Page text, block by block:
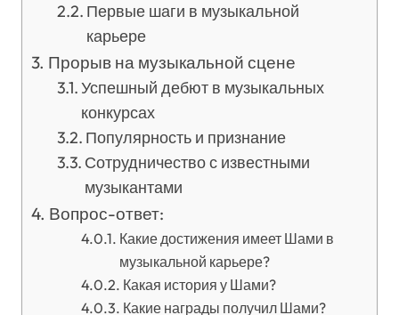
Первые шаги в музыкальной
карьере
Прорыв на музыкальной сцене
Успешный дебют в музыкальных
конкурсах
Популярность и признание
Сотрудничество с известными
музыкантами
Вопрос-ответ:
Какие достижения имеет Шами в
музыкальной карьере?
Какая история у Шами?
Какие награды получил Шами?